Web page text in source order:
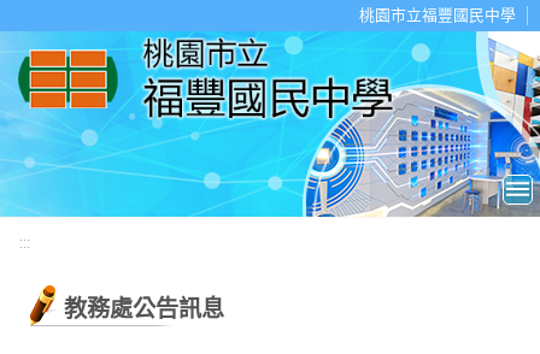
桃園市立福豐國民中學
:::
教務處公告訊息